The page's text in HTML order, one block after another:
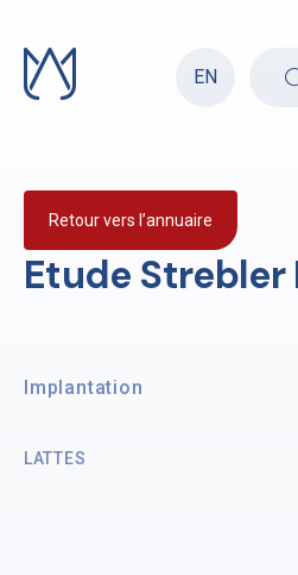
content
EN
Etude Strebler
Retour vers l’annuaire
Implantation
LATTES